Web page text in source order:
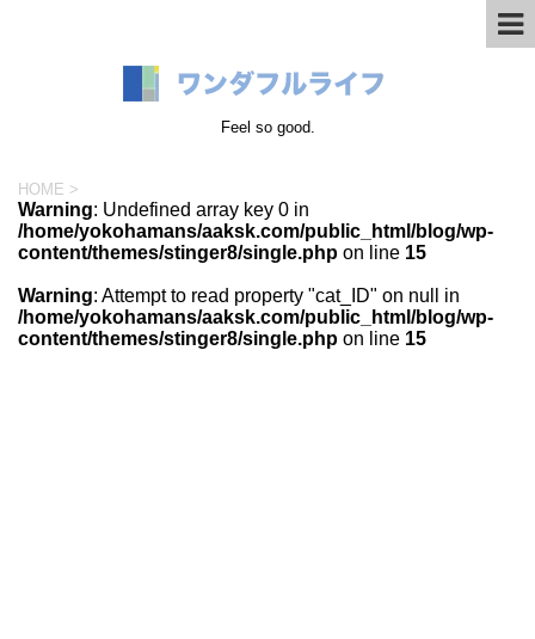
Feel so good.
HOME >
Warning: Undefined array key 0 in
/home/yokohamans/aaksk.com/public_html/blog/wp-
content/themes/stinger8/single.php on line 15
Warning: Attempt to read property "cat_ID" on null in
/home/yokohamans/aaksk.com/public_html/blog/wp-
content/themes/stinger8/single.php on line 15